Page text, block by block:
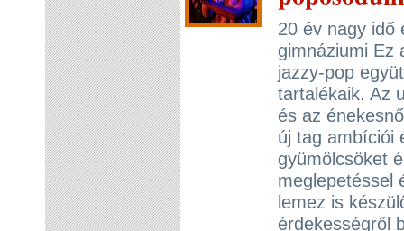
20 év nagy idő
gimnáziumi Ez
jazzy-pop
tartalékaik. Az
és az
új tag ambíciói
gyümölcsöket
meglepetéssel
lemez is
érdekességről